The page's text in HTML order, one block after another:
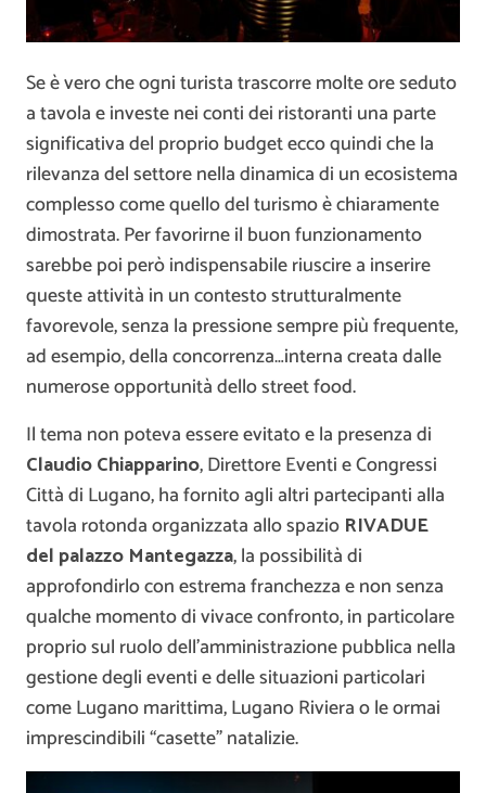
Se è vero che ogni turista trascorre molte ore seduto
a tavola e investe nei conti dei ristoranti una parte
significativa del proprio budget ecco quindi che la
rilevanza del settore nella dinamica di un ecosistema
complesso come quello del turismo è chiaramente
dimostrata. Per favorirne il buon funzionamento
sarebbe poi però indispensabile riuscire a inserire
queste attività in un contesto strutturalmente
favorevole, senza la pressione sempre più frequente,
ad esempio, della concorrenza…interna creata dalle
numerose opportunità dello street food.
Il tema non poteva essere evitato e la presenza di
Claudio Chiapparino, Direttore Eventi e Congressi
Città di Lugano, ha fornito agli altri partecipanti alla
tavola rotonda organizzata allo spazio RIVADUE
del palazzo Mantegazza, la possibilità di
approfondirlo con estrema franchezza e non senza
qualche momento di vivace confronto, in particolare
proprio sul ruolo dell’amministrazione pubblica nella
gestione degli eventi e delle situazioni particolari
come Lugano marittima, Lugano Riviera o le ormai
imprescindibili “casette” natalizie.